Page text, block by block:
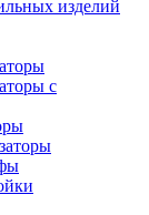
изделий
с